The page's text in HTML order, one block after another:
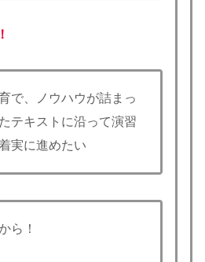
で、ノウハウが詰まっ
テキストに沿って演習
実に進めたい
ら！